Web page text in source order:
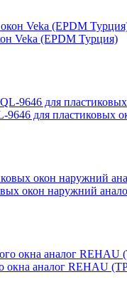
Veka (EPDM Турция)
для пластиковых
окон наружний
окна аналог REHAU